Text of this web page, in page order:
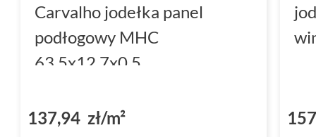
Carvalho jodełka panel
podłogowy MHC
63.5x12.7x0.5
137,94 zł/m²